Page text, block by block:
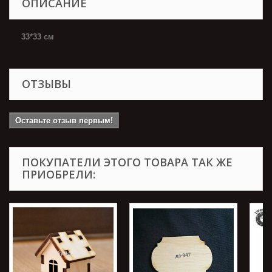
ОПИСАНИЕ
33*33 см
ОТЗЫВЫ
Оставьте отзыв первым!
ПОКУПАТЕЛИ ЭТОГО ТОВАРА ТАК ЖЕ
ПРИОБРЕЛИ: